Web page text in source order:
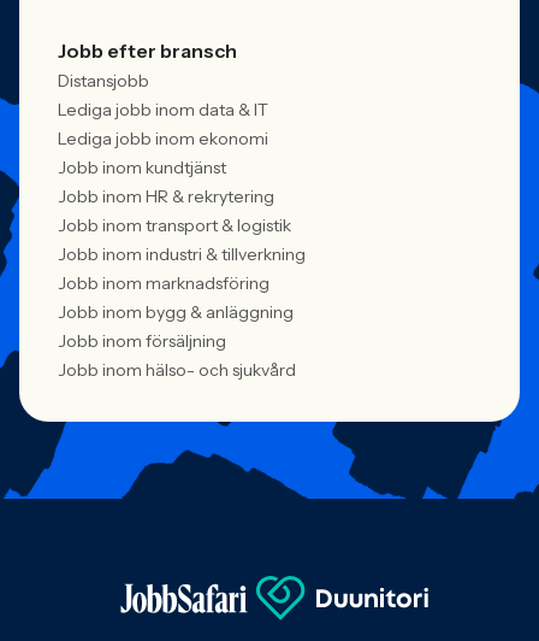
Jobb efter bransch
Distansjobb
Lediga jobb inom data & IT
Lediga jobb inom ekonomi
Jobb inom kundtjänst
Jobb inom HR & rekrytering
Jobb inom transport & logistik
Jobb inom industri & tillverkning
Jobb inom marknadsföring
Jobb inom bygg & anläggning
Jobb inom försäljning
Jobb inom hälso- och sjukvård